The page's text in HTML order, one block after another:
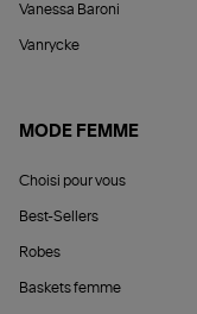
Vanessa Baroni
Vanrycke
MODE FEMME
Choisi pour vous
Best-Sellers
Robes
Baskets femme